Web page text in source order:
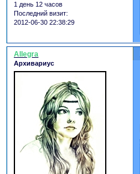
1 день 12 часов
Последний визит:
2012-06-30 22:38:29
Allegra
Архивариус